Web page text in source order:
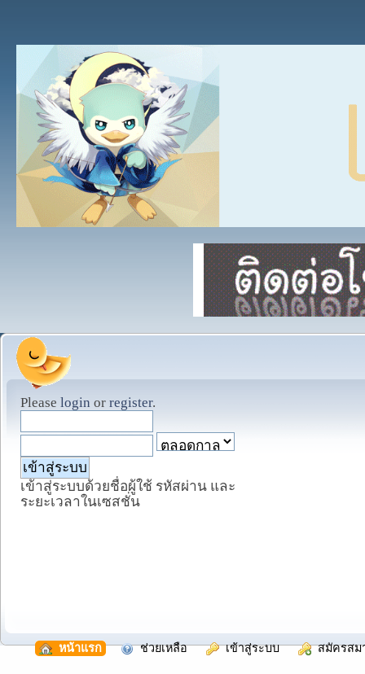
Please login or register.
เข้าสู่ระบบด้วยชื่อผู้ใช้ รหัสผ่าน และ
ระยะเวลาในเซสชั่น
หน้าแรก ช่วยเหลือ เข้าสู่ระบบ สมัครสม